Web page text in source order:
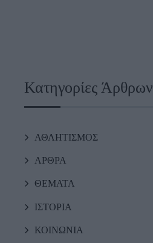
Κατηγορίες Άρθρων
ΑΘΛΗΤΙΣΜΟΣ
ΑΡΘΡΑ
ΘΕΜΑΤΑ
ΙΣΤΟΡΙΑ
ΚΟΙΝΩΝΙΑ